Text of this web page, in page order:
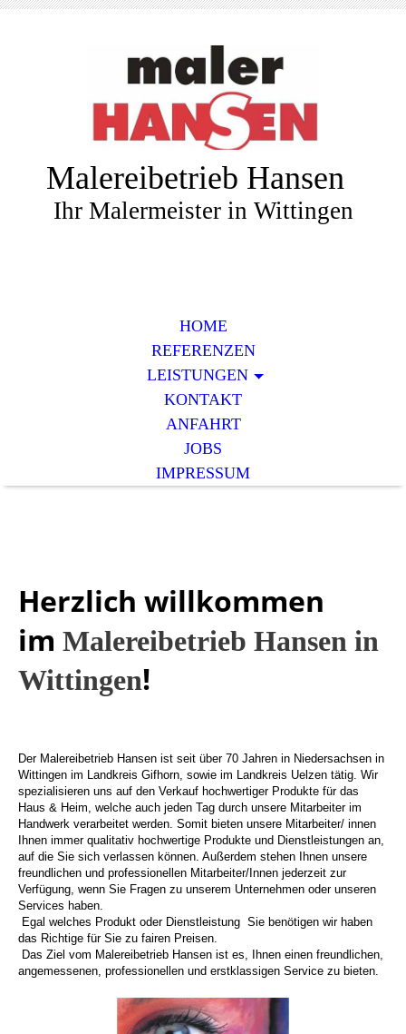
Malereibetrieb Hansen
Ihr Malermeister in Wittingen
HOME
REFERENZEN
LEISTUNGEN
KONTAKT
ANFAHRT
JOBS
IMPRESSUM
Herzlich willkommen
im Malereibetrieb Hansen in
Wittingen!
Der Malereibetrieb Hansen ist seit über 70 Jahren in Niedersachsen in
Wittingen im Landkreis Gifhorn, sowie im Landkreis Uelzen tätig. Wir
spezialisieren uns auf den Verkauf hochwertiger Produkte für das
Haus & Heim, welche auch jeden Tag durch unsere Mitarbeiter im
Handwerk verarbeitet werden. Somit bieten unsere Mitarbeiter/ innen
Ihnen immer qualitativ hochwertige Produkte und Dienstleistungen an,
auf die Sie sich verlassen können. Außerdem stehen Ihnen unsere
freundlichen und professionellen Mitarbeiter/Innen jederzeit zur
Verfügung, wenn Sie Fragen zu unserem Unternehmen oder unseren
Services haben.
Egal welches Produkt oder Dienstleistung Sie benötigen wir haben
das Richtige für Sie zu fairen Preisen.
Das Ziel vom Malereibetrieb Hansen ist es, Ihnen einen freundlichen,
angemessenen, professionellen und erstklassigen Service zu bieten.